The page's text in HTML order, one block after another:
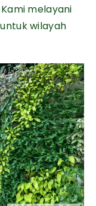
melayani
wilayah